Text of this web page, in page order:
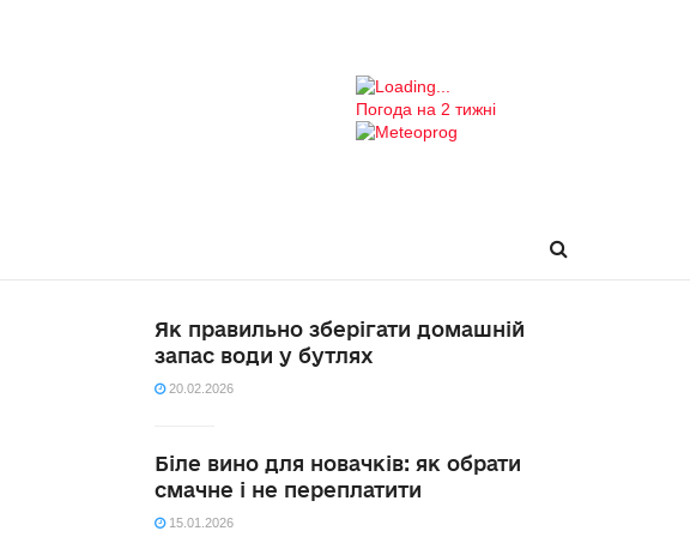
Погода на 2 тижні
Як правильно зберігати домашній
запас води у бутлях
20.02.2026
Біле вино для новачків: як обрати
смачне і не переплатити
15.01.2026